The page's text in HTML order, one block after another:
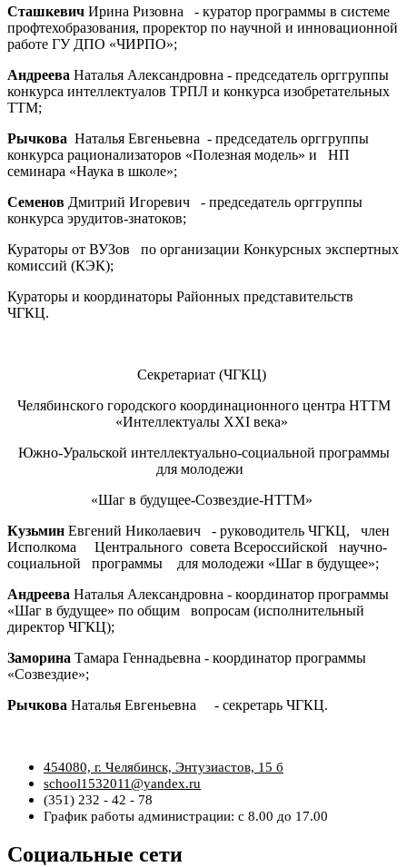
Сташкевич Ирина Ризовна - куратор программы в системе
профтехобразования, проректор по научной и инновационной
работе ГУ ДПО «ЧИРПО»;
Андреева Наталья Александровна - председатель орггруппы
конкурса интеллектуалов ТРПЛ и конкурса изобретательных
ТТМ;
Рычкова Наталья Евгеньевна - председатель орггруппы
конкурса рационализаторов «Полезная модель» и НП
семинара «Наука в школе»;
Семенов Дмитрий Игоревич - председатель орггруппы
конкурса эрудитов-знатоков;
Кураторы от ВУЗов по организации Конкурсных экспертных
комиссий (КЭК);
Кураторы и координаторы Районных представительств
ЧГКЦ.
Секретариат (ЧГКЦ)
Челябинского городского координационного центра НТТМ
«Интеллектуалы XXI века»
Южно-Уральской интеллектуально-социальной программы
для молодежи
«Шаг в будущее-Созвездие-НТТМ»
Кузьмин Евгений Николаевич - руководитель ЧГКЦ, член
Исполкома Центрального совета Всероссийской научно-
социальной программы для молодежи «Шаг в будущее»;
Андреева Наталья Александровна - координатор программы
«Шаг в будущее» по общим вопросам (исполнительный
директор ЧГКЦ);
Заморина Тамара Геннадьевна - координатор программы
«Созвездие»;
Рычкова Наталья Евгеньевна - секретарь ЧГКЦ.
454080, г. Челябинск, Энтузиастов, 15 б
school1532011@yandex.ru
(351) 232 - 42 - 78
График работы администрации: с 8.00 до 17.00
Социальные сети